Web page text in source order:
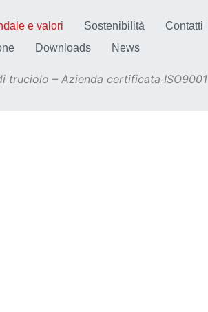
e valori Sostenibilità
Contatti
Downloads News
– Azienda certificata ISO9001